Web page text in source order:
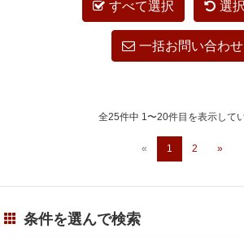
すべて選択 選
一括お問い合わせ
全25件中 1〜20件目を表示して
« 1 2 »
条件を選んで検索